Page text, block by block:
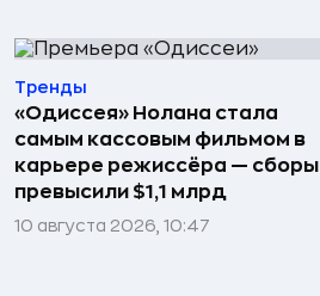
Тренды
«Одиссея» Нолана стала
самым кассовым фильмом в
карьере режиссёра — сборы
превысили $1,1 млрд
10 августа 2026, 10:47